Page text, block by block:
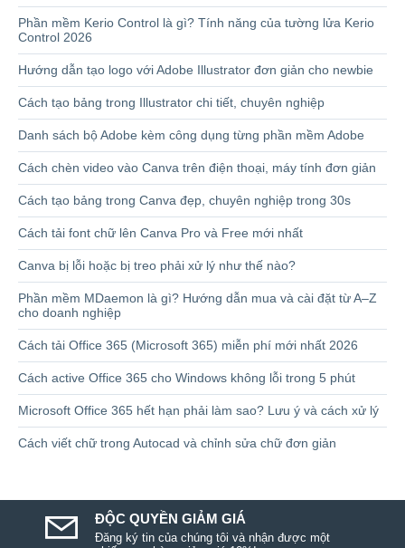
Phần mềm Kerio Control là gì? Tính năng của tường lửa Kerio
Control 2026
Hướng dẫn tạo logo với Adobe Illustrator đơn giản cho newbie
Cách tạo bảng trong Illustrator chi tiết, chuyên nghiệp
Danh sách bộ Adobe kèm công dụng từng phần mềm Adobe
Cách chèn video vào Canva trên điện thoại, máy tính đơn giản
Cách tạo bảng trong Canva đẹp, chuyên nghiệp trong 30s
Cách tải font chữ lên Canva Pro và Free mới nhất
Canva bị lỗi hoặc bị treo phải xử lý như thế nào?
Phần mềm MDaemon là gì? Hướng dẫn mua và cài đặt từ A–Z
cho doanh nghiệp
Cách tải Office 365 (Microsoft 365) miễn phí mới nhất 2026
Cách active Office 365 cho Windows không lỗi trong 5 phút
Microsoft Office 365 hết hạn phải làm sao? Lưu ý và cách xử lý
Cách viết chữ trong Autocad và chỉnh sửa chữ đơn giản
ĐỘC QUYỀN GIẢM GIÁ
Đăng ký tin của chúng tôi và nhận được một